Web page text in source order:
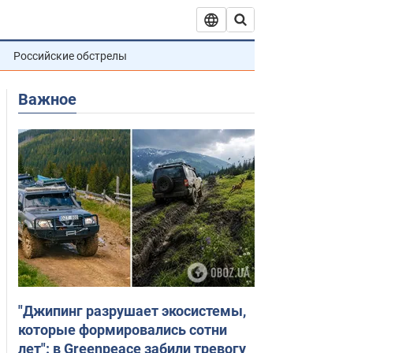
Российские обстрелы
Важное
"Джипинг разрушает экосистемы,
которые формировались сотни
лет": в Greenpeace забили тревогу